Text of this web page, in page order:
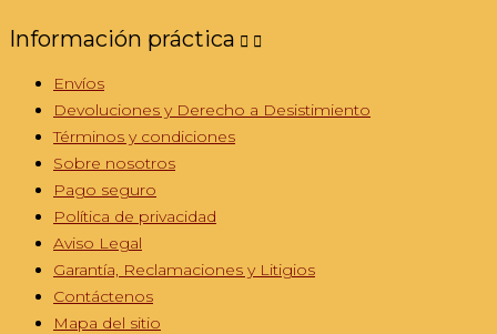
Información práctica  
Envíos
Devoluciones y Derecho a Desistimiento
Términos y condiciones
Sobre nosotros
Pago seguro
Política de privacidad
Aviso Legal
Garantía, Reclamaciones y Litigios
Contáctenos
Mapa del sitio